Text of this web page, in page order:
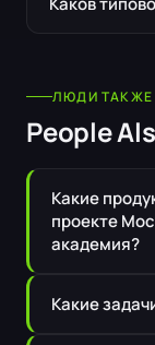
ЛЮДИ
People
Какие
проекте
академия?
Какие